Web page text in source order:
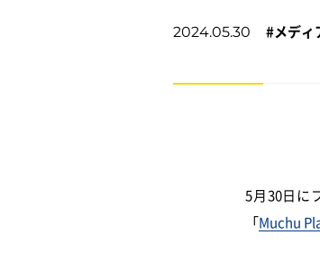
2024.05.30 #メディ
5月30日に
「Muchu